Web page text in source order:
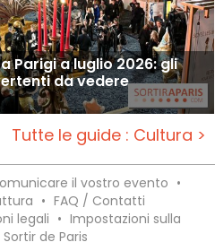
Parigi a luglio 2026: gli
da vedere
Tutte le guide : Cultura >
il vostro evento •
• FAQ / Contatti
legali • Impostazioni sulla
Sortir de Paris